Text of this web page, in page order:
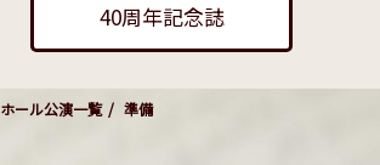
40周年記念誌
ホール公演一覧 準備